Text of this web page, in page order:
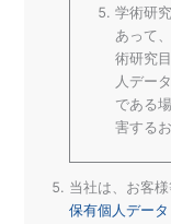
学術研
あって
術研究
人デー
である
害する
当社は、お客
保有個人データ